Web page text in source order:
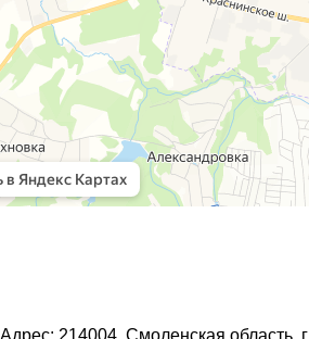
Адрес: 214004, Смоленская область, г.